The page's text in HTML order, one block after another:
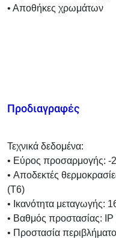
• Αποθήκες χρωμάτων
Προδιαγραφές
Τεχνικά δεδομένα:
• Εύρος προσαρμογής: -
• Αποδεκτές
(T6)
• Ικανότητα μεταγωγής:
• Βαθμός προστασίας: IP
• Προστασία